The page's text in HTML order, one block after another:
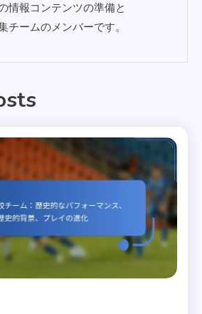
情報コンテンツの準備と
チームのメンバーです。